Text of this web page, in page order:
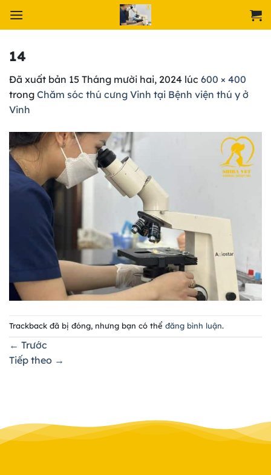
đến
dung
14
Đã xuất bản 15 Tháng mười hai, 2024 lúc 600 × 400
trong Chăm sóc thú cưng Vinh tại Bệnh viện thú y ở
Vinh
Trackback đã bị đóng, nhưng bạn có thể đăng bình luận.
← Trước
Tiếp theo →